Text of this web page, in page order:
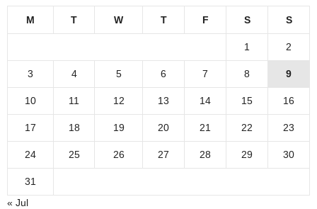
M T W T F S S
1 2
3 4 5 6 7 8 9
10 11 12 13 14 15 16
17 18 19 20 21 22 23
24 25 26 27 28 29 30
31
« Jul